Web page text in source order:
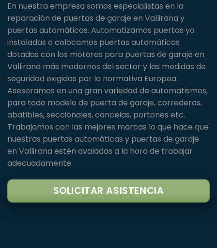
En nuestra empresa somos especialistas en la
reparación de puertas de garaje en Vallirana y
puertas automáticas. Automatizamos puertas ya
instaladas o colocamos puertas automáticas
dotadas con los motores para puertas de garaje en
Vallirana más modernos del sector y las medidas de
seguridad exigidas por la normativa Europea.
Asesoramos en una gran variedad de automatismos,
para todo modelo de puerta de garaje, correderas,
abatibles, seccionales, cancelas, portones etc.
Trabajamos con las mejores marcas lo que hace que
nuestras puertas automáticas y puertas de garaje
en Vallirana estén avaladas a la hora de trabajar
adecuadamente.
SOLICITAR ASISTENCIA